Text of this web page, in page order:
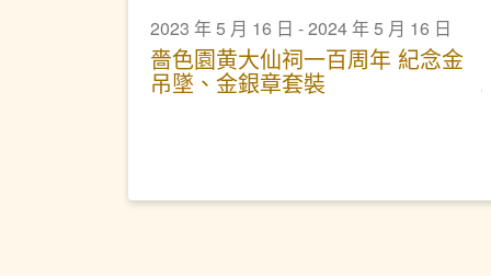
2023 年 5 月 16 日 - 2024 年 5 月 16 日
嗇色園黄大仙祠一百周年 紀念金
吊墜、金銀章套裝